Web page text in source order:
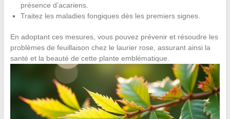
présence d’acariens.
Traitez les maladies fongiques dès les premiers signes.
En adoptant ces mesures, vous pouvez prévenir et résoudre les
problèmes de feuillaison chez le laurier rose, assurant ainsi la
santé et la beauté de cette plante emblématique.